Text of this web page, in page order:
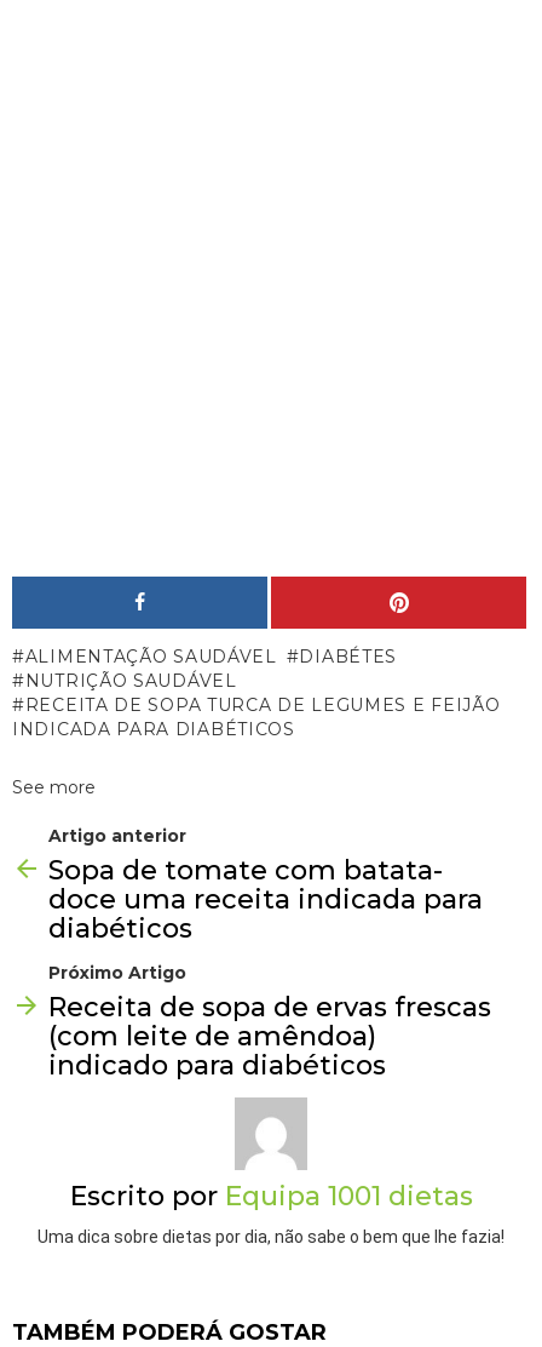
ALIMENTAÇÃO SAUDÁVEL
DIABÉTES
NUTRIÇÃO SAUDÁVEL
RECEITA DE SOPA TURCA DE LEGUMES E FEIJÃO
INDICADA PARA DIABÉTICOS
See more
Artigo anterior
Sopa de tomate com batata-
doce uma receita indicada para
diabéticos
Próximo Artigo
Receita de sopa de ervas frescas
(com leite de amêndoa)
indicado para diabéticos
Escrito por Equipa 1001 dietas
Uma dica sobre dietas por dia, não sabe o bem que lhe fazia!
TAMBÉM PODERÁ GOSTAR